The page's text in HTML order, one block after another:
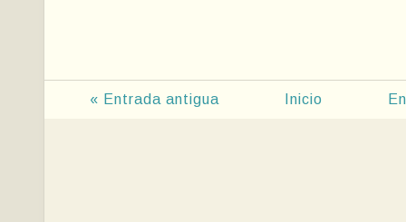
« Entrada antigua Inicio